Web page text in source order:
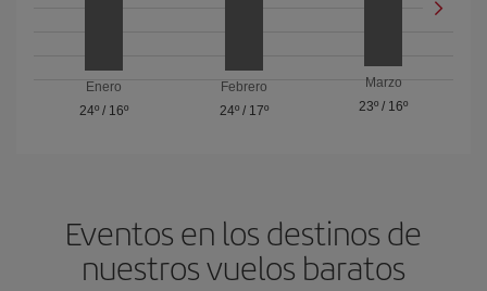
Enero
24º/ 16º
Febrero
24º/ 17º
Marzo
23º / 16º
Eventos en los destinos de
nuestros vuelos baratos